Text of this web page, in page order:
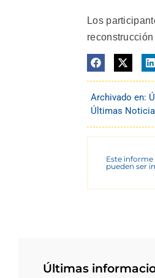
Los
Archivado en:
Últimas
Este informe
pueden ser
Últimas